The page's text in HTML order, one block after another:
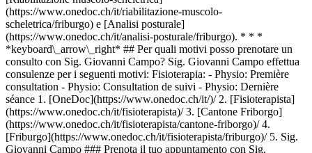
(https://www.onedoc.ch/it/riabilitazione-muscolo-
scheletrica/friburgo) e [Analisi posturale]
(https://www.onedoc.ch/it/analisi-posturale/friburgo). * * *
*keyboard\_arrow\_right* ## Per quali motivi posso prenotare un
consulto con Sig. Giovanni Campo? Sig. Giovanni Campo effettua
consulenze per i seguenti motivi: Fisioterapia: - Physio: Première
consultation - Physio: Consultation de suivi - Physio: Dernière
séance 1. [OneDoc](https://www.onedoc.ch/it/)/ 2. [Fisioterapista](https://www.onedoc.ch/it/fisioterapista)/ 3. [Cantone Friborgo](https://www.onedoc.ch/it/fisioterapista/cantone-friborgo)/ 4. [Friburgo](https://www.onedoc.ch/it/fisioterapista/friburgo)/ 5. Sig. Giovanni Campo ### Prenota il tuo appuntamento con Sig. Giovanni Campo Compila il modulo seguente *check* Specialità Fisioterapia Fisioterapia Seleziona una specialità * * * 2 Motivo della consultazione Seleziona il motivo della consultazione * * * *touch\_app* Scegli una fascia oraria *chevron\_left* mar 04 ago *chevron\_right* Vedi più appuntamenti Fascia oraria Prenota appuntamento ### Scarica l'app OneDoc Prenota un appuntamento online con un medico, dentista o terapeuta vicino a te in Svizzera. L'app OneDoc ti consente di gestire tutti i tuoi appuntamenti medici dal tuo cellulare, ovunque e in qualsiasi momento. ![Codice QR che rimanda all’App Store o a Google Play per scaricare l’app OneDoc Pazienti](https://www.onedoc.ch/assets/images/download-app-qr.jpeg) Scansiona il codice QR per scaricare l'app [![Scarica la nostra applicazione su App Store!](https://www.onedoc.ch/assets/images/app-store-badge-it.svg)](https://apps.apple.com/ch/app/onedoc/id1592376413?l=fr)[![Scarica la nostra app su Google Play Store!](https://www.onedoc.ch/assets/images/google-play-badge-it.png)](https://play.google.com/store/apps/details?id=ch.onedoc.patient&hl=fr-CH) *keyboard\_arrow\_right* ## Specialità correlate [Fisioterapista a Losanna](https://www.onedoc.ch/it/fisioterapista/losanna)[Fisioterapista a Berna](https://www.onedoc.ch/it/fisioterapista/berna)[Fisioterapista a Thun](https://www.onedoc.ch/it/fisioterapista/thun)[Fisioterapista a Friburgo](https://www.onedoc.ch/it/fisioterapista/friburgo)[Fisioterapista a Vevey](https://www.onedoc.ch/it/fisioterapista/vevey)[Fisioterapista a Bulle](https://www.onedoc.ch/it/fisioterapista/bulle)[Fisioterapista a Montreux](https://www.onedoc.ch/it/fisioterapista/montreux)[Fisioterapista a Yverdon-les-Bains](https://www.onedoc.ch/it/fisioterapista/yverdon-les-bains)[Fisioterapista a Romanel-sur-Lausanne](https://www.onedoc.ch/it/fisioterapista/romanel-sur-lausanne)[Fisioterapista a Echallens](https://www.onedoc.ch/it/fisioterapista/echallens)[Fisioterapista a Épalinges](https://www.onedoc.ch/it/fisioterapista/epalinges)[Fisioterapista a Corcelles-près-Payerne](https://www.onedoc.ch/it/fisioterapista/corcelles-pres-payerne)[Fisioterapista a Payerne](https://www.onedoc.ch/it/fisioterapista/payerne)[Fisioterapista a Neuchâtel](https://www.onedoc.ch/it/fisioterapista/neuchatel)[Fisioterapista a Puidoux](https://www.onedoc.ch/it/fisioterapista/puidoux)[Fisioterapista a Lutry](https://www.onedoc.ch/it/fisioterapista/lutry)[Fisioterapista a Pully](https://www.onedoc.ch/it/fisioterapista/pully)[Fisioterapista a Jorat-Menthue](https://www.onedoc.ch/it/fisioterapista/jorat-menthue)[Fisioterapista a Matran](https://www.onedoc.ch/it/fisioterapista/matran)[Fisioterapista a Corgémont](https://www.onedoc.ch/it/fisioterapista/corgemont)[Fisioterapista a Givisiez](https://www.onedoc.ch/it/fisioterapista/givisiez) *keyboard\_arrow\_right* ## Competenze correlate [Strappo del menisco | Menisco lacerato a Losanna](https://www.onedoc.ch/it/strappo-del-menisco-menisco-lacerato/losanna)[Strappo del menisco | Menisco lacerato a Berna](https://www.onedoc.ch/it/strappo-del-menisco-menisco-lacerato/berna)[Strappo del menisco | Menisco lacerato a Friburgo](https://www.onedoc.ch/it/strappo-del-menisco-menisco-lacerato/friburgo)[Strappo del menisco | Menisco lacerato a Montreux](https://www.onedoc.ch/it/strappo-del-menisco-menisco-lacerato/montreux)[Strappo del menisco | Menisco lacerato a Vevey](https://www.onedoc.ch/it/strappo-del-menisco-menisco-lacerato/vevey)[Strappo del menisco | Menisco lacerato a Bulle](https://www.onedoc.ch/it/strappo-del-menisco-menisco-lacerato/bulle)[Strappo del menisco | Menisco lacerato a Yverdon-les-Bains](https://www.onedoc.ch/it/strappo-del-menisco-menisco-lacerato/yverdon-les-bains)[Strappo del menisco | Menisco lacerato a Puidoux](https://www.onedoc.ch/it/strappo-del-menisco-menisco-lacerato/puidoux)[Strappo del menisco | Menisco lacerato a Pully](https://www.onedoc.ch/it/strappo-del-menisco-menisco-lacerato/pully)[Strappo del menisco | Menisco lacerato a Romanel-sur-Lausanne](https://www.onedoc.ch/it/strappo-del-menisco-menisco-lacerato/romanel-sur-lausanne)[Strappo del menisco | Menisco lacerato a Chexbres](https://www.onedoc.ch/it/strappo-del-menisco-menisco-lacerato/chexbres)[Strappo del menisco | Menisco lacerato a Corcelles-près-Payerne](https://www.onedoc.ch/it/strappo-del-menisco-menisco-lacerato/corcelles-pres-payerne)[Strappo del menisco | Menisco lacerato a Jorat-Menthue](https://www.onedoc.ch/it/strappo-del-menisco-menisco-lacerato/jorat-menthue)[Strappo del menisco | Menisco lacerato a Le Locle](https://www.onedoc.ch/it/strappo-del-menisco-menisco-lacerato/le-locle)[Strappo del menisco | Menisco lacerato a Givisiez](https://www.onedoc.ch/it/strappo-del-menisco-menisco-lacerato/givisiez)[Strappo del menisco | Menisco lacerato a Orbe](https://www.onedoc.ch/it/strappo-del-menisco-menisco-lacerato/orbe)[Strappo del menisco | Menisco lacerato a Payerne](https://www.onedoc.ch/it/strappo-del-menisco-menisco-lacerato/payerne)[Strappo del menisco | Menisco lacerato a Corgémont](https://www.onedoc.ch/it/strappo-del-menisco-menisco-lacerato/corgemont)[Strappo del menisco | Menisco lacerato a Farvagny](https://www.onedoc.ch/it/strappo-del-menisco-menisco-lacerato/farvagny)[Strappo del menisco | Menisco lacerato a Neuchâtel](https://www.onedoc.ch/it/strappo-del-menisco-menisco-lacerato/neuchatel)[Strappo del menisco | Menisco lacerato a Baulmes](https://www.onedoc.ch/it/strappo-del-menisco-menisco-lacerato/baulmes) *keyboard\_arrow\_right* ## Ricerche frequenti [Fisioterapista a Losanna](https://www.onedoc.ch/it/fisioterapista/losanna)[Psicologo a Losanna](https://www.onedoc.ch/it/psicologo/losanna)[Massaggiatore classico a Losanna](https://www.onedoc.ch/it/massaggiatore-classico/losanna)[Osteopata a Losanna](https://www.onedoc.ch/it/osteopata/losanna)[Medico generico a Losanna](https://www.onedoc.ch/it/medico-generico/losanna)[Medico generico a Berna](https://www.onedoc.ch/it/medico-generico/berna)[OB-GYN (ostetrico-ginecologo) a Berna](https://www.onedoc.ch/it/ob-gyn-ostetrico-ginecologo/berna)[Terapista in linfodrenaggio manuale a Losanna](https://www.onedoc.ch/it/terapista-in-linfodrenaggio-manuale/losanna)[Fisioterapista a Berna](https://www.onedoc.ch/it/fisioterapista/berna)[Terapista in riflessologia a Losanna](https://www.onedoc.ch/it/terapista-in-riflessologia/losanna)[Dentista a Losanna](https://www.onedoc.ch/it/dentista/losanna)[Oculista a Losanna](https://www.onedoc.ch/it/oculista/losanna)[Oculista a Berna](https://www.onedoc.ch/it/oculista/berna)[Agopuntore a Losanna](https://www.onedoc.ch/it/agopuntore/losanna)[Massaggiatore terapeutico a Losanna](https://www.onedoc.ch/it/massaggiatore-terapeutico/losanna)[Ipnoterapista a Losanna](https://www.onedoc.ch/it/ipnoterapista/losanna)[Specialista in medicina interna generale a Berna](https://www.onedoc.ch/it/specialista-in-medicina-interna-generale/berna)[Terapista della nutrizione (MCO) a Losanna](https://www.onedoc.ch/it/terapista-della-nutrizione-mco/losanna)[Osteopata a Friburgo](https://www.onedoc.ch/it/osteopata/friburgo)[Naturopata MCO/TEN a Losanna](https://www.onedoc.ch/it/naturopata-mco-ten/losanna)[OB-GYN (ostetrico-ginecologo) a Losanna](https://www.onedoc.ch/it/ob-gyn-ostetrico-ginecologo/losanna) *keyboard\_arrow\_right* ## Cerca un professionista [Elenco dei professionisti](https://www.onedoc.ch/it/elenco) [A](https://www.onedoc.ch/it/elenco/A) [B](https://www.onedoc.ch/it/elenco/B) [C](https://www.onedoc.ch/it/elenco/C) [D](https://www.onedoc.ch/it/elenco/D) [E](https://www.onedoc.ch/it/elenco/E) [F](https://www.onedoc.ch/it/elenco/F) [G](https://www.onedoc.ch/it/elenco/G) [H](https://www.onedoc.ch/it/elenco/H) [I](https://www.onedoc.ch/it/elenco/I) [J](https://www.onedoc.ch/it/elenco/J) [K](https://www.onedoc.ch/it/elenco/K) [L](https://www.onedoc.ch/it/elenco/L) [M](https://www.onedoc.ch/it/elenco/M) [N](https://www.onedoc.ch/it/elenco/N) [O](https://www.onedoc.ch/it/elenco/O) [P](https://www.onedoc.ch/it/elenco/P) [Q](https://www.onedoc.ch/it/elenco/Q) [R](https://www.onedoc.ch/it/elenco/R) [S](https://www.onedoc.ch/it/elenco/S) [T](https://www.onedoc.ch/it/elenco/T) [U](https://www.onedoc.ch/it/elenco/U) [V](https://www.onedoc.ch/it/elenco/V) [W](https://www.onedoc.ch/it/elenco/W) [X](https://www.onedoc.ch/it/elenco/X) [Y](https://www.onedoc.ch/it/elenco/Y) [Z](https://www.onedoc.ch/it/elenco/Z) ## OneDoc [Sono un professionista](https://info.onedoc.ch/it/) [Su di noi](https://info.onedoc.ch/it/nostra-missione/) [News e premi](https://info.onedoc.ch/it/media/) [Lavora con noi](https://career.onedoc.ch/it) [Centro privacy](https://privacy.onedoc.ch/it/) [Gestione dei cookie](javascript:Didomi.preferences.show%28%29) [Centro di assistenza](https://help.onedoc.ch/it/) ## Lingue [Deutsch](https://www.onedoc.ch/de/physiotherapeut/freiburg/pcp0s/giovanni-campo) [Français](https://www.onedoc.ch/fr/physiotherapeute/fribourg/pcp0s/giovanni-campo) [Italiano](https://www.onedoc.ch/it/fisioterapista/friburgo/pcp0s/giovanni-campo) [English](https://www.onedoc.ch/en/physiotherapist/fribourg/pcp0s/giovanni-campo) ## Specialità correlate [Fisioterapista a Losanna](https://www.onedoc.ch/it/fisioterapista/losanna) [Fisioterapista a Berna](https://www.onedoc.ch/it/fisioterapista/berna) [Fisioterapista a Thun](https://www.onedoc.ch/it/fisioterapista/thun) [Fisioterapista a Friburgo](https://www.onedoc.ch/it/fisioterapista/friburgo) [Fisioterapista a Vevey](https://www.onedoc.ch/it/fisioterapista/vevey) [Fisioterapista a Bulle](https://www.onedoc.ch/it/fisioterapista/bulle) [Fisioterap